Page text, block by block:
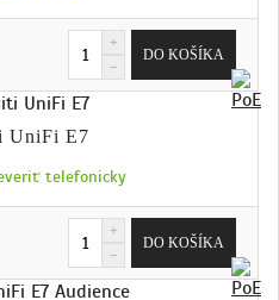
UniFi E7
telefonicky